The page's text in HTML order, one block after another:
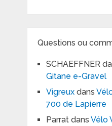
Questions ou
SCHAEFFNER
Gitane e-Gravel
Vigreuxdans
700 de Lapierre
Parratdans Vélo